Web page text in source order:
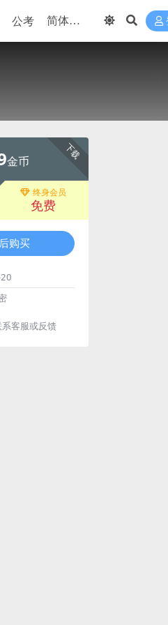
公考
下载
金币
终身会员
免费
购买
客服或反馈